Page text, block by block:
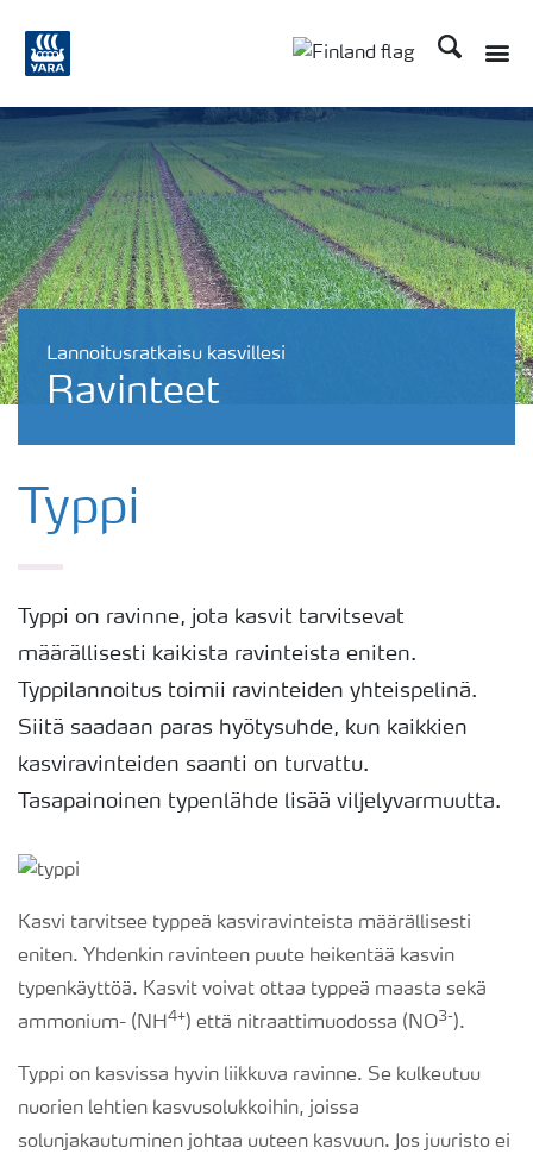
Etsi
Lannoitusratkaisu kasvillesi
Ravinteet
Typpi
Typpi on ravinne, jota kasvit tarvitsevat
määrällisesti kaikista ravinteista eniten.
Typpilannoitus toimii ravinteiden yhteispelinä.
Siitä saadaan paras hyötysuhde, kun kaikkien
kasviravinteiden saanti on turvattu.
Tasapainoinen typenlähde lisää viljelyvarmuutta.
Kasvi tarvitsee typpeä kasviravinteista määrällisesti
eniten. Yhdenkin ravinteen puute heikentää kasvin
typenkäyttöä. Kasvit voivat ottaa typpeä maasta sekä
ammonium- (NH4+) että nitraattimuodossa (NO3-).
Typpi on kasvissa hyvin liikkuva ravinne. Se kulkeutuu
nuorien lehtien kasvusolukkoihin, joissa
solunjakautuminen johtaa uuteen kasvuun. Jos juuristo ei